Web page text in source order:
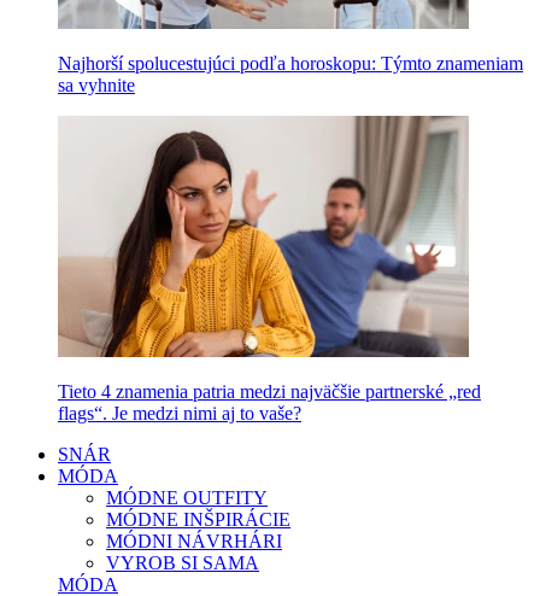
Najhorší spolucestujúci podľa horoskopu: Týmto znameniam
sa vyhnite
Tieto 4 znamenia patria medzi najväčšie partnerské „red
flags“. Je medzi nimi aj to vaše?
SNÁR
MÓDA
MÓDNE OUTFITY
MÓDNE INŠPIRÁCIE
MÓDNI NÁVRHÁRI
VYROB SI SAMA
MÓDA